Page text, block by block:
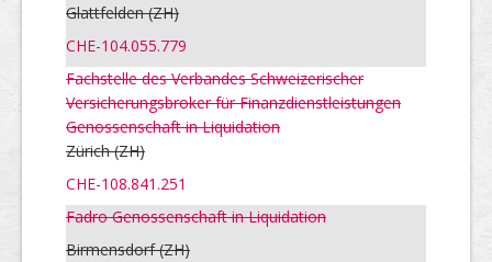
Glattfelden(ZH)
CHE-104.055.779
Fachstelle des Verbandes Schweizerischer
Versicherungsbroker für Finanzdienstleistungen
Genossenschaft in Liquidation
Zürich(ZH)
CHE-108.841.251
Fadro Genossenschaft in Liquidation
Birmensdorf (ZH)